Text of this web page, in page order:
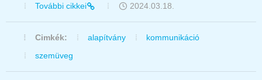
További cikkei 2024.03.18.
Cimkék: alapítvány
kommunikáció
szemüveg